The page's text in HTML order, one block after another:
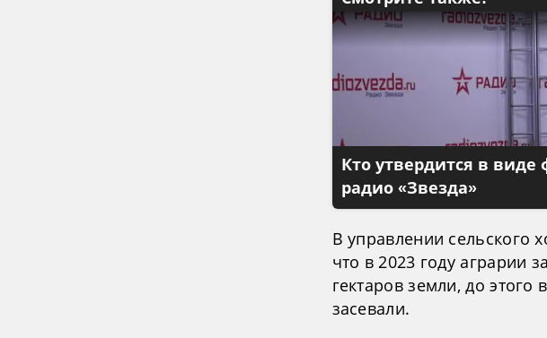
Кто утвердится в
радио «Звезда»
В управлении сельского
что в 2023 году аграрии
гектаров земли, до
засевали.